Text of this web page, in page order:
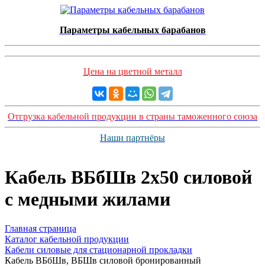
Параметры кабельных барабанов
Цена на цветной металл
Отгрузка кабельной продукции в страны таможенного союза
Наши партнёры
Кабель ВБбШв 2х50 силовой
с медными жилами
Главная страница
Каталог кабельной продукции
Кабели силовые для стационарной прокладки
Кабель ВБбШв, ВБШв силовой бронированный